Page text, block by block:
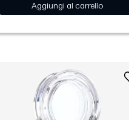
Aggiungi al carrello